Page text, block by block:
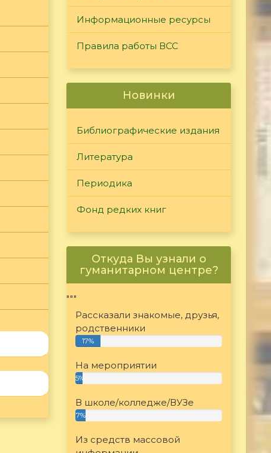
Информационные ресурсы
Правила работы ВСС
Новинки
Библиографические издания
Литература
Периодика
Фонд редких книг
Откуда Вы узнали о
гуманитарном центре?
"""
Рассказали знакомые, друзья,
родственники
17%
На мероприятии
5%
В школе/колледже/ВУЗе
7%
Из средств массовой